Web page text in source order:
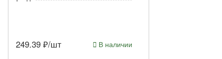
249.39 ₽/шт В наличии